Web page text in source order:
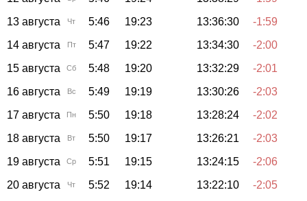
13 августа
Чт 5:46 19:23 13:36:30
-1:59
14 августа
Пт 5:47 19:22 13:34:30
-2:00
15 августа
Сб 5:48 19:20 13:32:29
-2:01
16 августа
Вс 5:49 19:19 13:30:26
-2:03
17 августа
Пн 5:50 19:18 13:28:24
-2:02
18 августа
Вт 5:50 19:17 13:26:21
-2:03
19 августа
Ср 5:51 19:15 13:24:15
-2:06
20 августа
Чт 5:52 19:14 13:22:10
-2:05